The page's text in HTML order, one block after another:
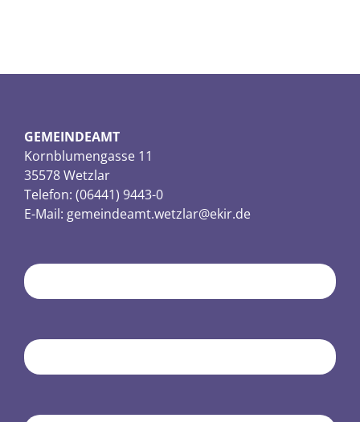
GEMEINDEAMT
Kornblumengasse 11
35578 Wetzlar
Telefon: (06441) 9443-0
E-Mail: gemeindeamt.wetzlar@ekir.de